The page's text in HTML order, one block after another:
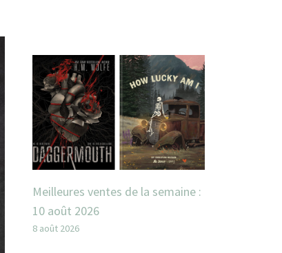
Meilleures ventes de la semaine :
10 août 2026
8 août 2026